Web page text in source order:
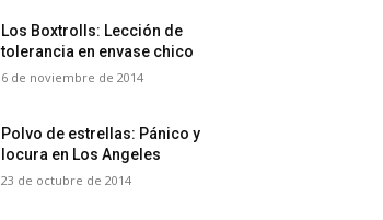
Los Boxtrolls: Lección de
tolerancia en envase chico
6 de noviembre de 2014
Polvo de estrellas: Pánico y
locura en Los Angeles
23 de octubre de 2014